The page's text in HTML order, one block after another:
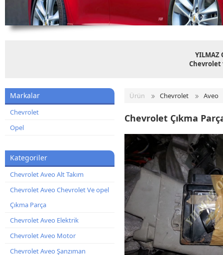
YILMAZ
Chevrolet
Markalar
Chevrolet
Opel
Kategoriler
Chevrolet Aveo Alt Takım
Chevrolet Aveo Chevrolet Ve opel
Çıkma Parça
Chevrolet Aveo Elektrik
Chevrolet Aveo Motor
Chevrolet Aveo Şanzıman
Ürün Chevrolet Aveo
Chevrolet Çıkma